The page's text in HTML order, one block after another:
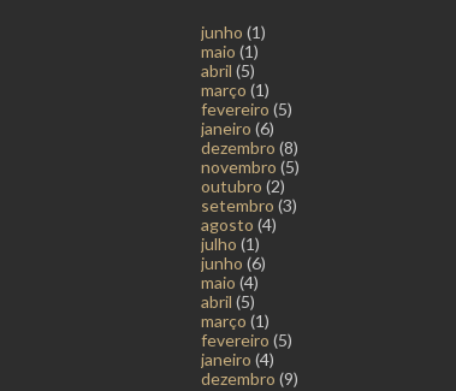
junho (1)
maio (1)
abril (5)
março (1)
fevereiro (5)
janeiro (6)
dezembro (8)
novembro (5)
outubro (2)
setembro (3)
agosto (4)
julho (1)
junho (6)
maio (4)
abril (5)
março (1)
fevereiro (5)
janeiro (4)
dezembro (9)